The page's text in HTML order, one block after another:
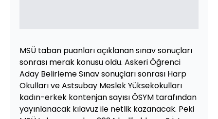
MSÜ taban puanları açıklanan sınav sonuçları
sonrası merak konusu oldu. Askeri Öğrenci
Aday Belirleme Sınav sonuçları sonrası Harp
Okulları ve Astsubay Meslek Yüksekokulları
kadın-erkek kontenjan sayısı ÖSYM tarafından
yayınlanacak kılavuz ile netlik kazanacak. Peki